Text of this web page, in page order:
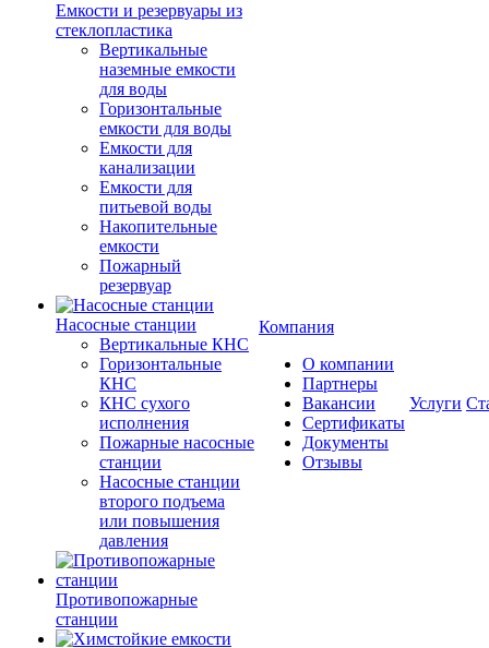
Емкости и резервуары из
стеклопластика
Вертикальные
наземные емкости
для воды
Горизонтальные
емкости для воды
Емкости для
канализации
Емкости для
питьевой воды
Накопительные
емкости
Пожарный
резервуар
Насосные станции
Вертикальные КНС
Горизонтальные
КНС
КНС сухого
исполнения
Пожарные насосные
станции
Насосные cтанции
второго подъема
или повышения
давления
Противопожарные
станции
Компания
О компании
Партнеры
Вакансии
Сертификаты
Документы
Отзывы
Услуги